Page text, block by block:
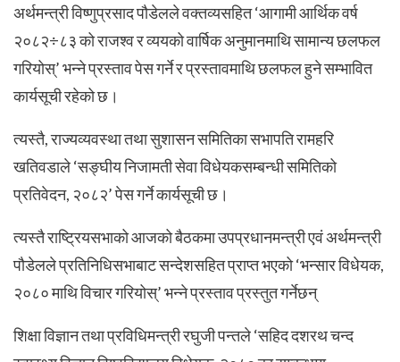
अर्थमन्त्री विष्णुप्रसाद पौडेलले वक्तव्यसहित ‘आगामी आर्थिक वर्ष
२०८२÷८३ को राजश्व र व्ययको वार्षिक अनुमानमाथि सामान्य छलफल
गरियोस्’ भन्ने प्रस्ताव पेस गर्ने र प्रस्तावमाथि छलफल हुने सम्भावित
कार्यसूची रहेको छ।
त्यस्तै, राज्यव्यवस्था तथा सुशासन समितिका सभापति रामहरि
खतिवडाले ‘सङ्घीय निजामती सेवा विधेयकसम्बन्धी समितिको
प्रतिवेदन, २०८२’ पेस गर्ने कार्यसूची छ।
त्यस्तै राष्ट्रियसभाको आजको बैठकमा उपप्रधानमन्त्री एवं अर्थमन्त्री
पौडेलले प्रतिनिधिसभाबाट सन्देशसहित प्राप्त भएको ‘भन्सार विधेयक,
२०८० माथि विचार गरियोस्’ भन्ने प्रस्ताव प्रस्तुत गर्नेछन्
शिक्षा विज्ञान तथा प्रविधिमन्त्री रघुजी पन्तले ‘सहिद दशरथ चन्द